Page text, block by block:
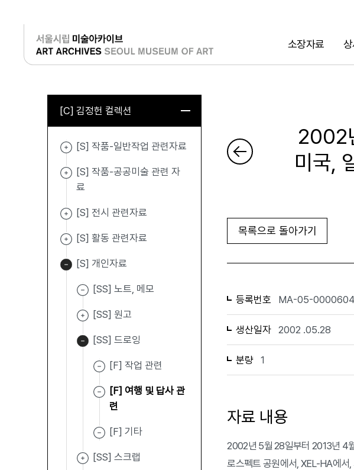
소장자료
로그인
[C] 김정헌 컬렉션
[S] 작품-일반작업 관련자료
[S] 작품-공공미술 관련 자
료
[S] 전시 관련자료
[S] 활동 관련자료
[S] 개인자료
[SS] 노트, 메모
[SS] 원고
[SS] 드로잉
[F] 작업 관련
[F] 여행 및 답사 관
련
[F] 기타
[SS] 스크랩
2002
미국,
목록으로 돌아가기
등록번호 MA-05-
생산일자 2002 .05.28
분량 1
자료 내용
2002년 5월 28일부터 2013년 4
로스펙트 공원에서, XEL-HA에